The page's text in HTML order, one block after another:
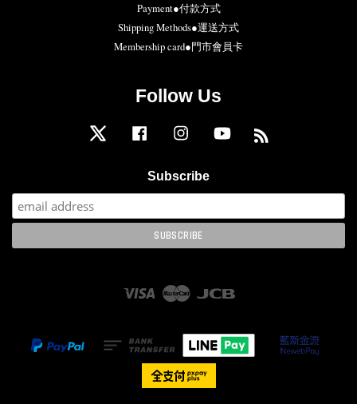
Payment●付款方式
Shipping Methods●運送方式
Membership card●門市會員卡
Follow Us
Twitter Facebook Instagram YouTube
Subscribe
Visa Master